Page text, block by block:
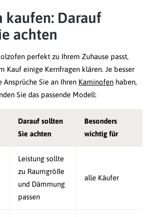
kaufen: Darauf
achten
perfekt zu Ihrem Zuhause passt,
Kauf einige Kernfragen klären. Je besser
Ansprüche Sie an Ihren Kaminofen haben,
Sie das passende Modell:
Darauf sollten
Sie achten
Besonders
wichtig für
Leistung sollte
zu Raumgröße
und Dämmung
passen
alle Käufer